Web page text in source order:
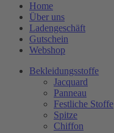
Home
Über uns
Ladengeschäft
Gutschein
Webshop
Bekleidungsstoffe
Jacquard
Panneau
Festliche Stoffe
Spitze
Chiffon